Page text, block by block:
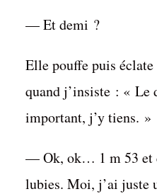
— Et demi ?
Elle pouffe puis
quand j’insiste : « Le
important, j’y tiens. »
— Ok, ok… 1 m 53 et
lubies. Moi, j’ai juste